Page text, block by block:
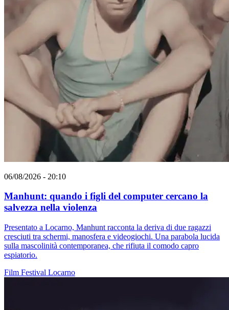
06/08/2026 - 20:10
Manhunt: quando i figli del computer cercano la
salvezza nella violenza
Presentato a Locarno, Manhunt racconta la deriva di due ragazzi
cresciuti tra schermi, manosfera e videogiochi. Una parabola lucida
sulla mascolinità contemporanea, che rifiuta il comodo capro
espiatorio.
Film Festival Locarno